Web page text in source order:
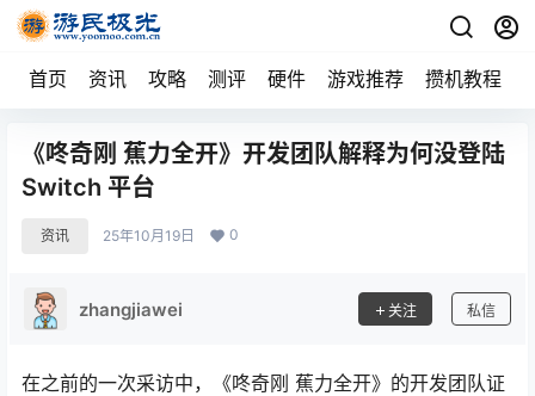
首页 资讯 攻略 测评 硬件 游戏推荐 攒机教程
《咚奇刚 蕉力全开》开发团队解释为何没登陆
Switch 平台
资讯 25年10月19日 0
zhangjiawei 关注 私信
在之前的一次采访中，《咚奇刚 蕉力全开》的开发团队证